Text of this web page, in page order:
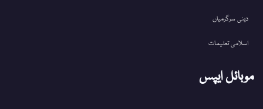
دینی سرگرمیاں
اسلامی تعلیمات
موبائل ایپس